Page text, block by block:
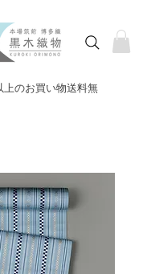
のお買い物送料無